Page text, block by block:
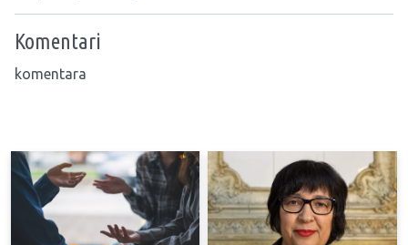
Komentari
komentara